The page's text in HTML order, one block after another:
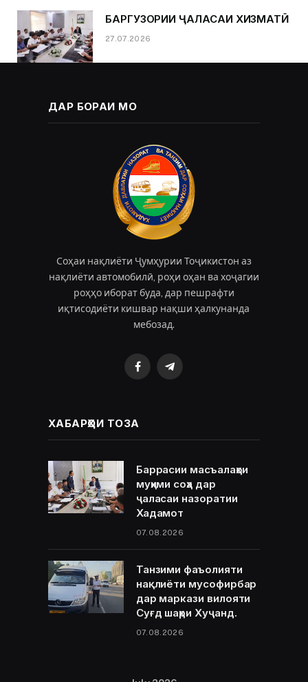
БАРГУЗОРИИ ҶАЛАСАИ ХИЗМАТӢ
27.07.2026
ДАР БОРАИ МО
Соҳаи нақлиёти Ҷумҳурии Тоҷикистон аз
нақлиёти автомобилӣ, роҳи оҳан ва хоҷагии
роҳҳо иборат буда, дар пешрафти
иқтисодиёти кишвар нақши ҳалкунанда
мебозад.
FacebookTelegram
ХАБАРҲОИ ТОЗА
Баррасии масъалаҳои
муҳими соҳа дар
ҷаласаи назоратии
Хадамот
07.08.2026
Танзими фаъолияти
нақлиёти мусофирбар
дар маркази вилояти
Суғд шаҳри Хуҷанд.
07.08.2026